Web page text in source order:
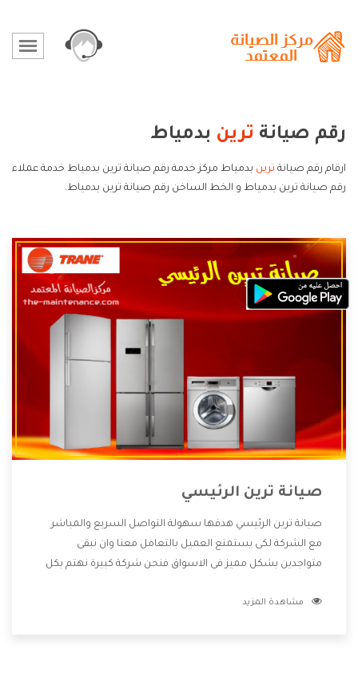
رقم صيانة ترين بدمياط
ارقام رقم صيانة ترين بدمياط مركز خدمة رقم صيانة ترين بدمياط خدمة عملاء
رقم صيانة ترين بدمياط و الخط الساخن رقم صيانة ترين بدمياط.
صيانة ترين الرئيسي
صيانة ترين الرئيسي هدفها سهولة التواصل السريع والمباشر
مع الشركة لكى يستمتع العميل بالتعامل معنا وان نبقى
متواجدين بشكل مميز فى الاسواق فنحن شركة كبيرة نهتم بكل
الشركة بها والتى تكون منها خدمة الصيانة التى تكون من أهم
مشاهدة المزيد